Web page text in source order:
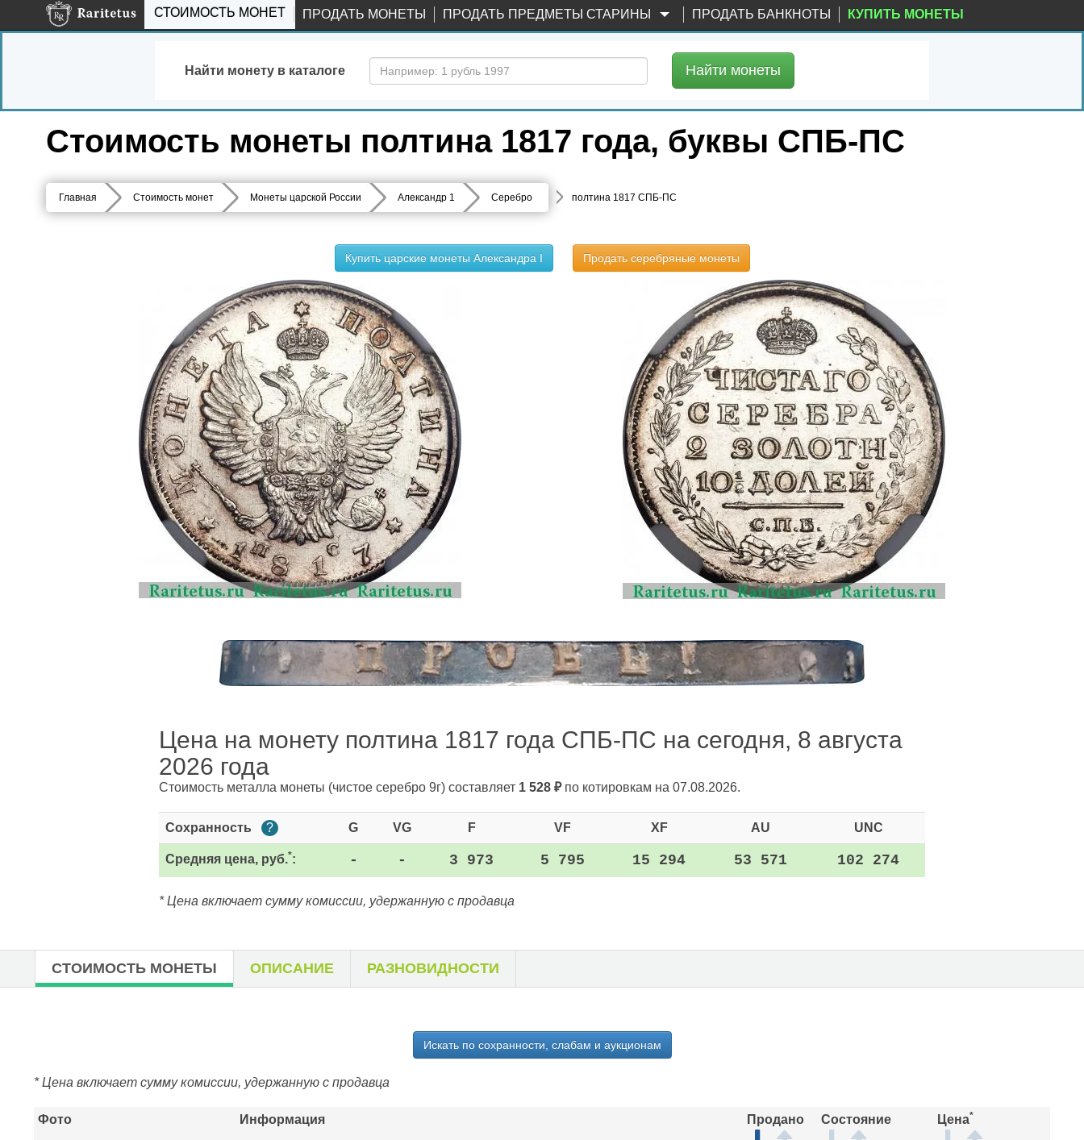
СТОИМОСТЬ МОНЕТ ПРОДАТЬ МОНЕТЫ ПРОДАТЬ ПРЕДМЕТЫ СТАРИНЫ ПРОДАТЬ БАНКНОТЫ КУПИТЬ МОНЕТЫ
Найти монету в каталоге Найти монеты
Стоимость монеты полтина 1817 года, буквы СПБ-ПС
Главная Стоимость монет Монеты царской России Александр 1 Серебро полтина 1817 СПБ-ПС
Купить царские монеты Александра I Продать серебряные монеты
Цена на монету полтина 1817 года СПБ-ПС на сегодня, 8 августа
2026 года
Стоимость металла монеты (чистое серебро 9г) составляет 1 528 ₽по котировкам на 07.08.2026.
Сохранность ? G VG F VF XF AU UNC
Средняя цена, руб.*: - - 3 973 5 795 15 294 53 571 102 274
* Цена включает сумму комиссии, удержанную с продавца
СТОИМОСТЬ МОНЕТЫ ОПИСАНИЕ РАЗНОВИДНОСТИ
Искать по сохранности, слабам и аукционам
* Цена включает сумму комиссии, удержанную с продавца
Фото Информация Продано Состояние Цена*